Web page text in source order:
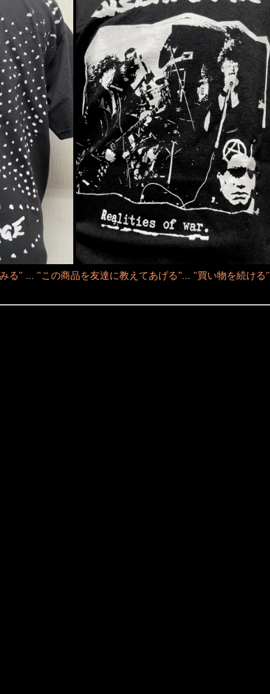
る" "この商品を友達に教えてあげる” "買い物を続ける"